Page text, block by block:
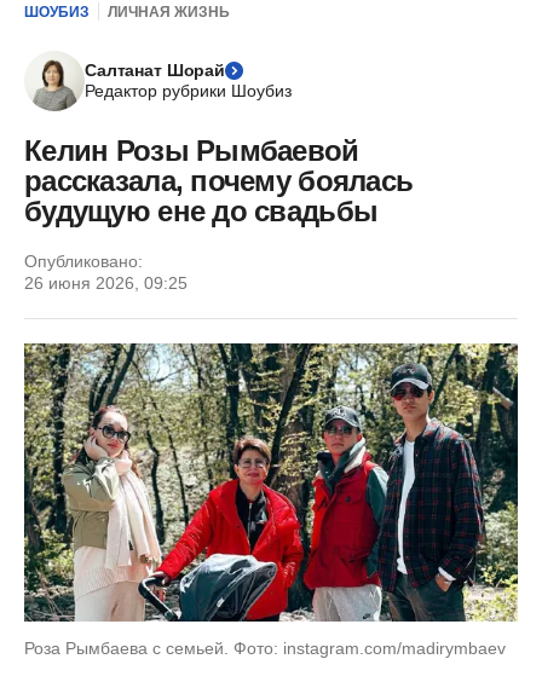
ШОУБИЗ ЛИЧНАЯ ЖИЗНЬ
Салтанат Шорай
Редактор рубрики Шоубиз
Келин Розы Рымбаевой
рассказала, почему боялась
будущую ене до свадьбы
Опубликовано:
26 июня 2026, 09:25
Роза Рымбаева с семьей. Фото: instagram.com/madirymbaev